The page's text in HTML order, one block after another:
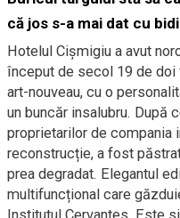
că jos s-a mai dat cu
Hotelul Cișmigiu a avut
început de secol 19 de doi
art-nouveau, cu o
un buncăr insalubru. După
proprietarilor de compania
reconstrucție, a fost
prea degradat. Elegantul
multifuncțional care
Institutul Cervantes. Este